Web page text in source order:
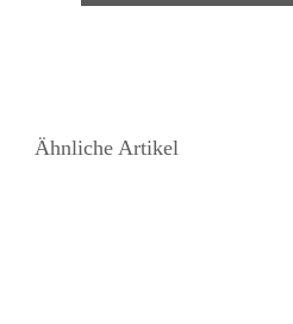
Ähnliche Artikel